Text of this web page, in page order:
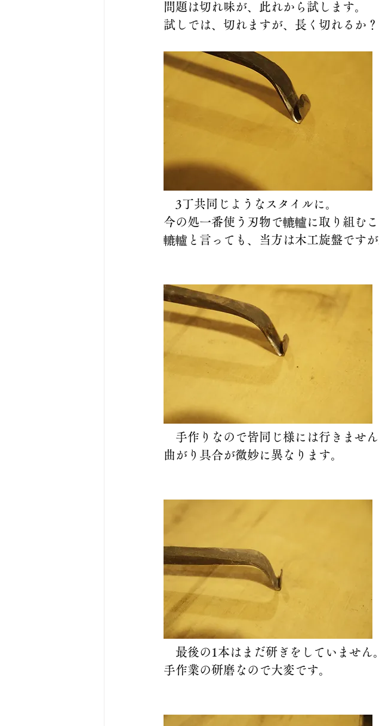
問題は切れ味が、此れから試します。
試しでは、切れますが、長く切れるか？
3丁共同じようなスタイルに。
今の処一番使う刃物で轆轤に取り組むこ
轆轤と言っても、当方は木工旋盤ですが
手作りなので皆同じ様には行きません
曲がり具合が微妙に異なります。
最後の1本はまだ研ぎをしていません。
手作業の研磨なので大変です。